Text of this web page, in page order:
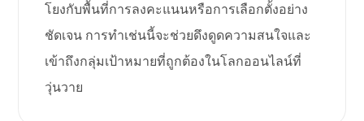
โยงกับพื้นที่การลงคะแนนหรือการเลือกตั้งอย่าง
ชัดเจน การทำเช่นนี้จะช่วยดึงดูดความสนใจและ
เข้าถึงกลุ่มเป้าหมายที่ถูกต้องในโลกออนไลน์ที่
วุ่นวาย